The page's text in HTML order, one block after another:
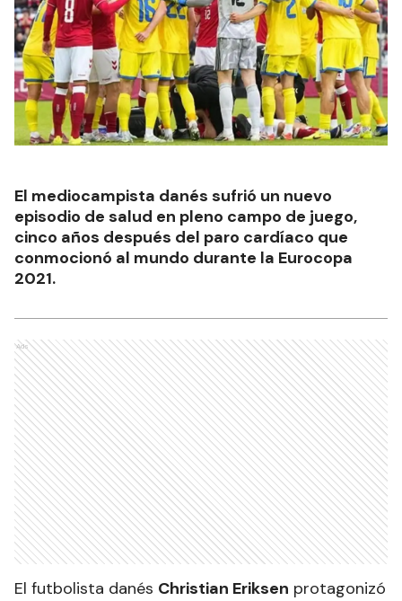
El mediocampista danés sufrió un nuevo
episodio de salud en pleno campo de juego,
cinco años después del paro cardíaco que
conmocionó al mundo durante la Eurocopa
2021.
Ads
El futbolista danés Christian Eriksen protagonizó